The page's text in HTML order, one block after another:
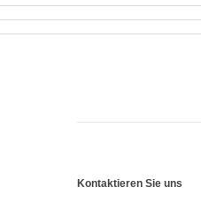
Kontaktieren Sie uns